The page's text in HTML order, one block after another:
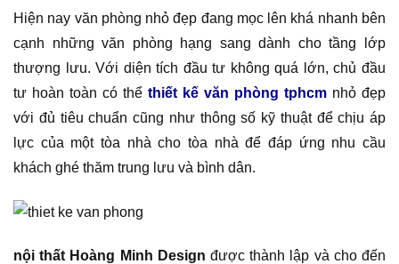
Hiện nay văn phòng nhỏ đẹp đang mọc lên khá nhanh bên
cạnh những văn phòng hạng sang dành cho tầng lớp
thượng lưu. Với diện tích đầu tư không quá lớn, chủ đầu
tư hoàn toàn có thể thiết kế văn phòng tphcm nhỏ đẹp
với đủ tiêu chuẩn cũng như thông số kỹ thuật để chịu áp
lực của một tòa nhà cho tòa nhà để đáp ứng nhu cầu
khách ghé thăm trung lưu và bình dân.
nội thất Hoàng Minh Design được thành lập và cho đến